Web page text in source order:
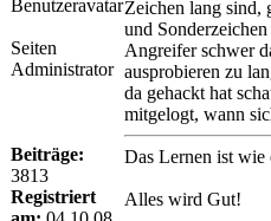
Seiten
Administrator
Beiträge:
3813
Registriert
Zeichen lang sind,
und
Angreifer schwer
ausprobieren zu
da gehackt hat
mitgelogt, wann
Das Lernen ist wie
Alles wird Gut!